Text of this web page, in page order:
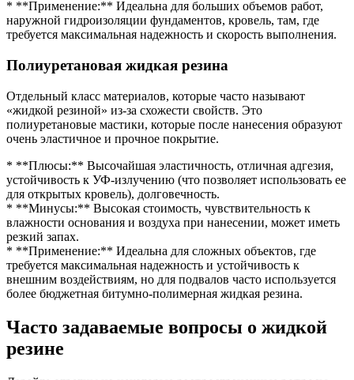
* **Применение:** Идеальна для больших объемов работ,
наружной гидроизоляции фундаментов, кровель, там, где
требуется максимальная надежность и скорость выполнения.
Полиуретановая жидкая резина
Отдельный класс материалов, которые часто называют
«жидкой резиной» из-за схожести свойств. Это
полиуретановые мастики, которые после нанесения образуют
очень эластичное и прочное покрытие.
* **Плюсы:** Высочайшая эластичность, отличная адгезия,
устойчивость к УФ-излучению (что позволяет использовать ее
для открытых кровель), долговечность.
* **Минусы:** Высокая стоимость, чувствительность к
влажности основания и воздуха при нанесении, может иметь
резкий запах.
* **Применение:** Идеальна для сложных объектов, где
требуется максимальная надежность и устойчивость к
внешним воздействиям, но для подвалов часто используется
более бюджетная битумно-полимерная жидкая резина.
Часто задаваемые вопросы о жидкой
резине